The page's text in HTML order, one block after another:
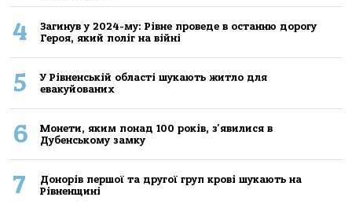
4
Загинув у 2024-му: Рівне проведе в останню дорогу
Героя, який поліг на війні
5
У Рівненській області шукають житло для
евакуйованих
6
Монети, яким понад 100 років, з'явилися в
Дубенському замку
7
Донорів першої та другої груп крові шукають на
Рівненщині